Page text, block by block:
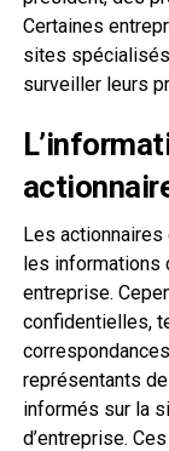
Certaines
sites
surveiller leurs
Les
les informations
entreprise.
confidentielles,
représentants
informés sur la
d’entreprise.